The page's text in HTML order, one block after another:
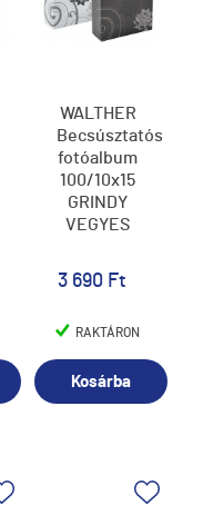
WALTHER
Becsúsztatós
fotóalbum
100/10x15
GRINDY
VEGYES
3 690 Ft
RAKTÁRON
Kosárba